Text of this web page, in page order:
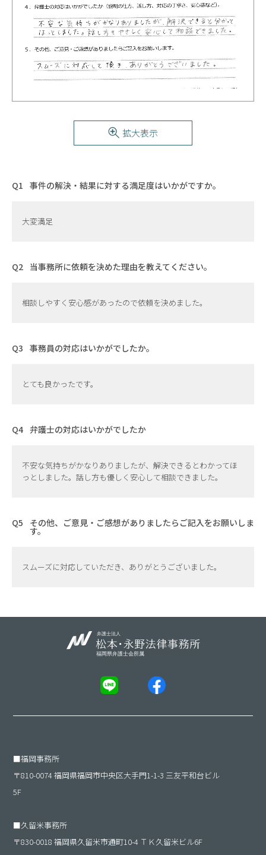
拡大表示
事件の解決・結果に対する満足度はいかがですか。
大変満足
当事務所に依頼を決めた理由を教えてください。
相談しやすく安心感があったので依頼を決めました。
事務員の対応はいかがでしたか。
とても良かったです。
弁護士の対応はいかがでしたか
不安な気持ちがかなりありましたが、解決できるとわかってほ
っとしました。話し方も優しく安心して相談できました。
その他、ご意見・ご感想がありましたらご記入をお願いしま
す。
スムーズに対応していただき、ありがとうございました。
■福岡事務所
〒810-0074 福岡県福岡市中央区大手門1-1-3 三友平和台ビル
5F
■久留米事務所
〒830-0018 福岡県久留米市通町10-4 ＴＫ久留米ビル6F